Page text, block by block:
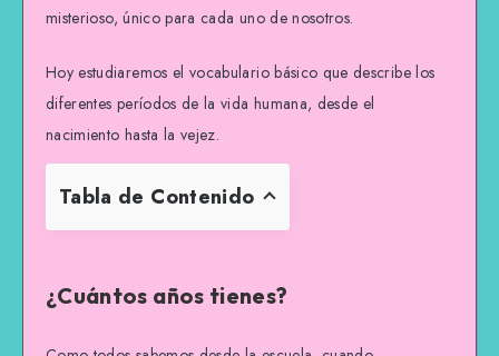
misterioso, único para cada uno de nosotros.
Hoy estudiaremos el vocabulario básico que describe los
diferentes períodos de la vida humana, desde el
nacimiento hasta la vejez.
Tabla de Contenido
¿Cuántos años tienes?